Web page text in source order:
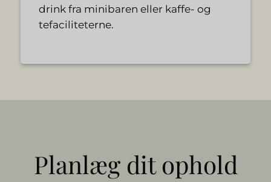
drink fra minibaren eller kaffe- og
tefaciliteterne.
Planlæg dit ophold